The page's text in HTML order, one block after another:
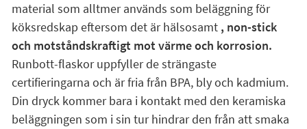
material som alltmer används som beläggning för
köksredskap eftersom det är hälsosamt , non-stick
och motståndskraftigt mot värme och korrosion.
Runbott-flaskor uppfyller de strängaste
certifieringarna och är fria från BPA, bly och kadmium.
Din dryck kommer bara i kontakt med den keramiska
beläggningen som i sin tur hindrar den från att smaka